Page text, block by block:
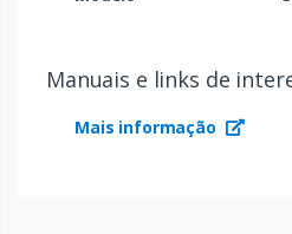
Manuais e links de
Mais informação